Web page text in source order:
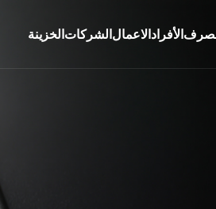
الأفرادالاعمالالشركاتالخزينة